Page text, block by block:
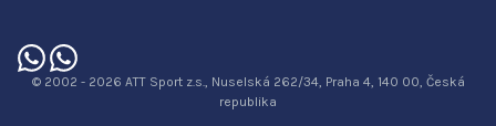
© 2002 - 2026 ATT Sport z.s., Nuselská 262/34, Praha 4, 140 00, Česká
republika